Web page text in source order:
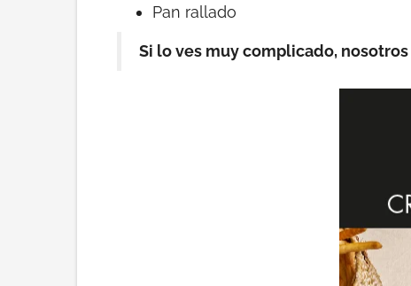
Pan rallado
Si lo ves muy complicado, nosotros